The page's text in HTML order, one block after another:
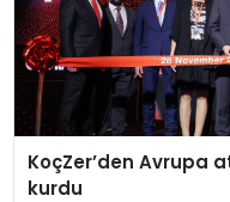
KoçZer’den Avrupa
kurdu